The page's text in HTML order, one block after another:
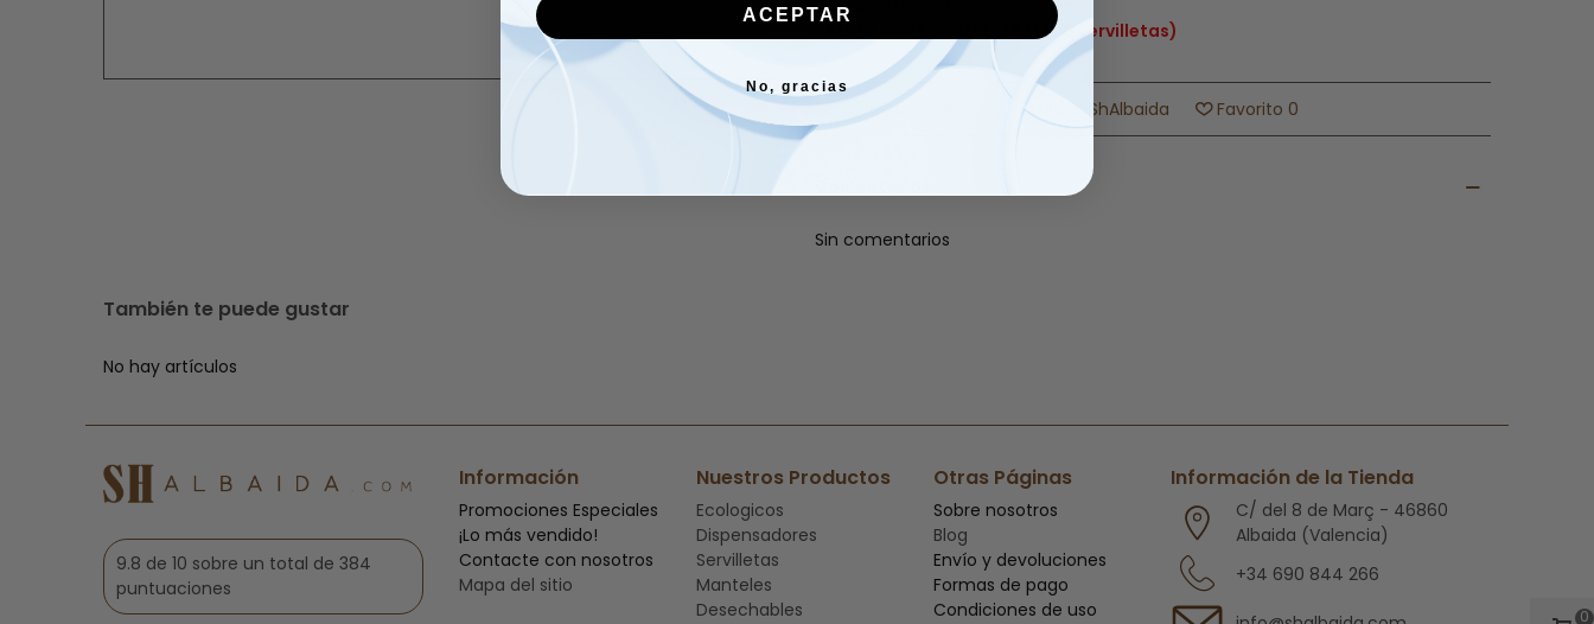
28 paquetes por caja
PRECIO CAJA COMPLETA (1400 servilletas)
Referencia: Marca: ShAlbaida Favorito 0
Sin comentarios
También te puede gustar
No hay artículos
9.8 de 10 sobre un total de 384
puntuaciones
Información
Promociones Especiales
¡Lo más vendido!
Contacte con nosotros
Mapa del sitio
Nuestros Productos
Ecologicos
Dispensadores
Servilletas
Manteles
Desechables
Otras Páginas
Sobre nosotros
Blog
Envío y devoluciones
Formas de pago
Condiciones de uso
Información de la Tienda
C/ del 8 de Març - 46860
Albaida (Valencia)
+34 690 844 266
0
ACEPTAR
No, gracias